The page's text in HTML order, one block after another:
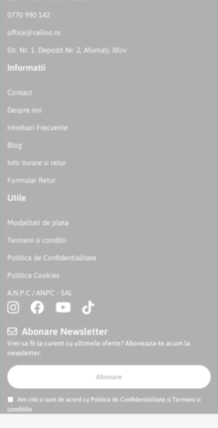
0770 990 142
office@celino.ro
Str. Nr. 1, Depozit Nr. 2, Afumați, Ilfov
Informatii
Contact
Despre noi
Intrebari Frecvente
Blog
Info livrare si retur
Formular Retur
Utile
Modalitati de plata
Termeni si conditii
Politica de Confidentialitate
Politica Cookies
A.N.P.C / ANPC - SAL
Abonare Newsletter
Vrei sa fii la curent cu ultimele oferte? Aboneaza-te acum la
newsletter.
Abonare
Am citit si sunt de acord cu Politica de Confidentialitate si
Termeni si
conditiile